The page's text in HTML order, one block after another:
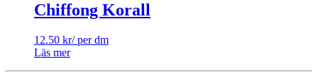
Chiffong Korall
12.50 kr/ per dm
Läs mer